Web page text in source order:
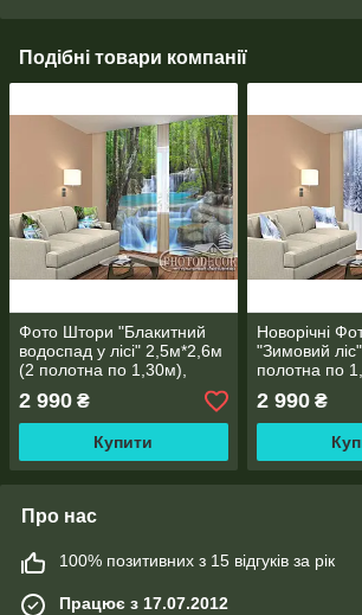
Подібні товари компанії
Фото Штори "Блакитний
водоспад у лісі" 2,5м*2,6м
(2 полотна по 1,30м),
2 990 ₴
Купити
Новорічні
"Зимовий
полотна по
2 990₴
Про нас
100% позитивних з 15 відгуків за рік
Працює з 17.07.2012